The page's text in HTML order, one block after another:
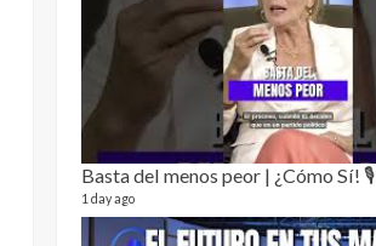
Basta del menos peor | ¿Cómo Sí! 🎙️
1 day ago